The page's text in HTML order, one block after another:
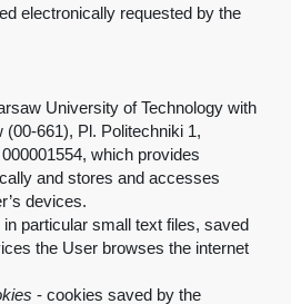
electronically requested by the
University of Technology with
(00-661), Pl. Politechniki 1,
which provides
and stores and accesses
devices.
in particular small text files, saved
the User browses the internet
- cookies saved by the